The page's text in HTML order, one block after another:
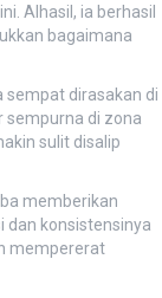
Alhasil, ia berhasil
bagaimana
sempat dirasakan di
sempurna di zona
sulit disalip
memberikan
dan konsistensinya
mempererat